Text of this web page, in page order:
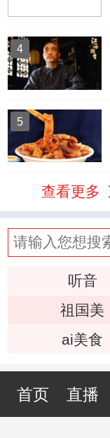
4
5
查看更多
听音
祖国美
ai美食
首页 直播